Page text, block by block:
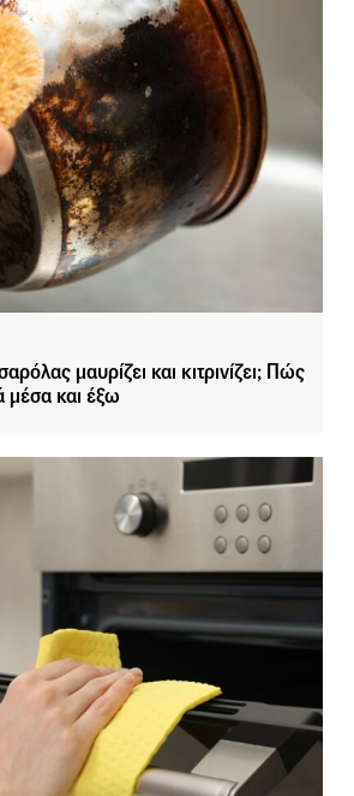
μαυρίζει και κιτρινίζει; Πώς
μέσα και έξω